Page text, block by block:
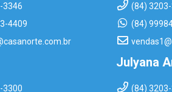
3346
4409
(84)
(84)
3300
Julyana
(84)